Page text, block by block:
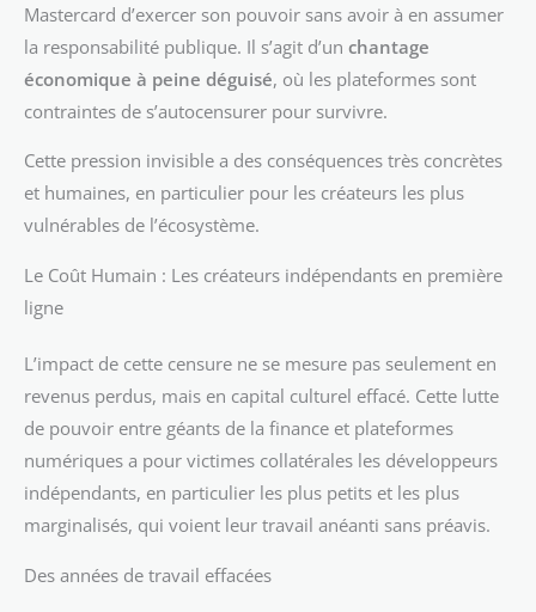
Mastercard d’exercer son pouvoir sans avoir à en assumer
la responsabilité publique. Il s’agit d’un chantage
économique à peine déguisé, où les plateformes sont
contraintes de s’autocensurer pour survivre.
Cette pression invisible a des conséquences très concrètes
et humaines, en particulier pour les créateurs les plus
vulnérables de l’écosystème.
Le Coût Humain : Les créateurs indépendants en première
ligne
L’impact de cette censure ne se mesure pas seulement en
revenus perdus, mais en capital culturel effacé. Cette lutte
de pouvoir entre géants de la finance et plateformes
numériques a pour victimes collatérales les développeurs
indépendants, en particulier les plus petits et les plus
marginalisés, qui voient leur travail anéanti sans préavis.
Des années de travail effacées